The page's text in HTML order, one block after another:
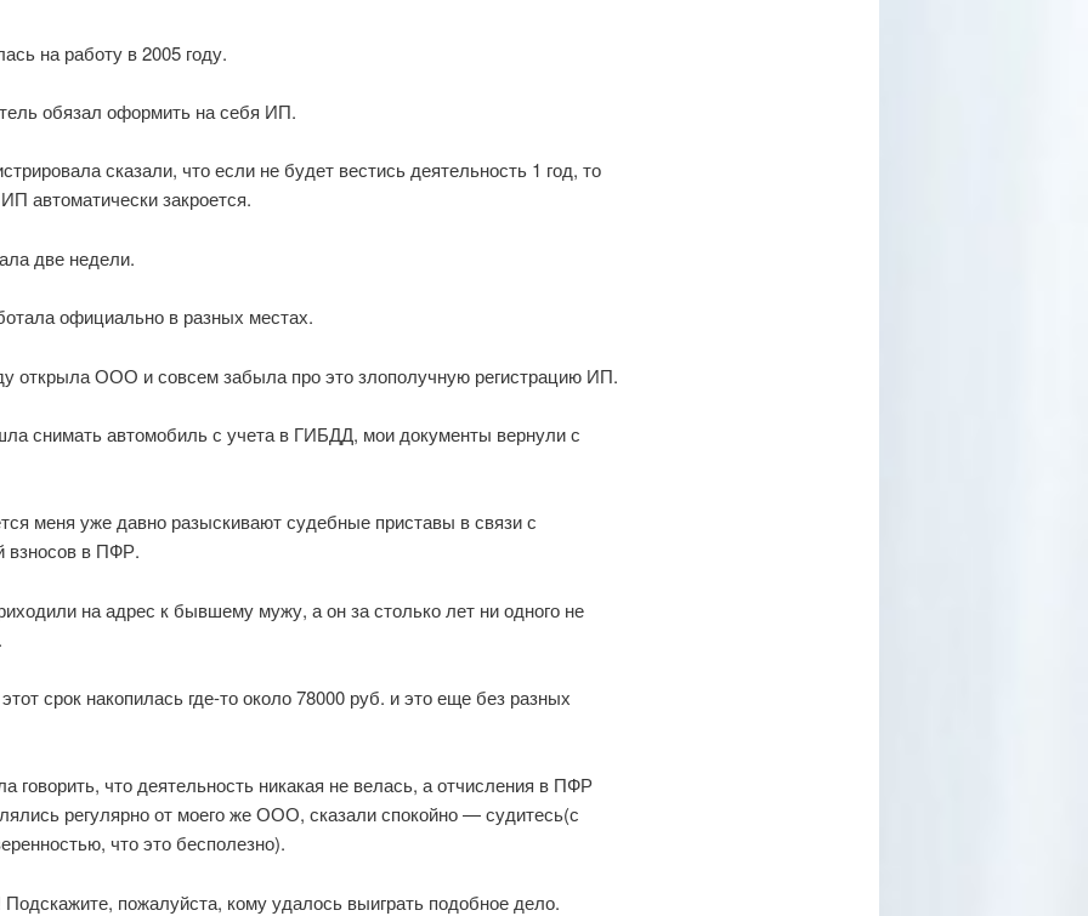
на работу в 2005 году.
обязал оформить на себя ИП.
сказали, что если не будет вестись деятельность 1 год, то
автоматически закроется.
две недели.
официально в разных местах.
открыла ООО и совсем забыла про это злополучную регистрацию ИП.
снимать автомобиль с учета в ГИБДД, мои документы вернули с
меня уже давно разыскивают судебные приставы в связи с
взносов в ПФР.
на адрес к бывшему мужу, а он за столько лет ни одного не
срок накопилась где-то около 78000 руб. и это еще без разных
говорить, что деятельность никакая не велась, а отчисления в ПФР
регулярно от моего же ООО, сказали спокойно — судитесь(с
что это бесполезно).
Подскажите, пожалуйста, кому удалось выиграть подобное дело.